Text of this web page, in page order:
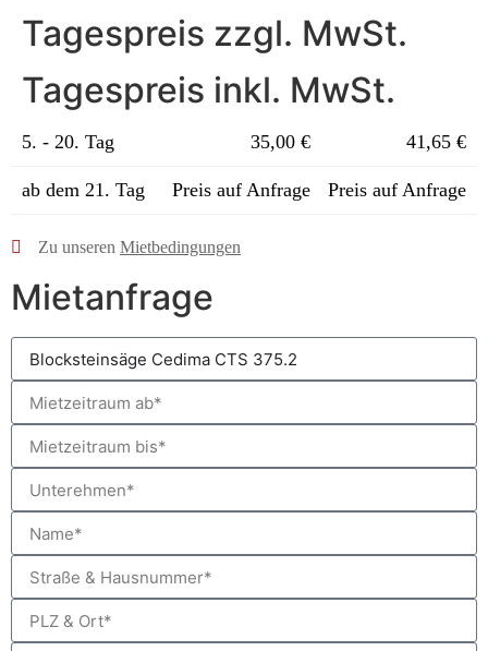
Tagespreis zzgl. MwSt.
Tagespreis inkl. MwSt.
5. - 20. Tag 35,00 € 41,65 €
ab dem 21. Tag Preis auf Anfrage Preis auf Anfrage
Zu unseren Mietbedingungen
Mietanfrage